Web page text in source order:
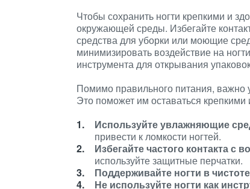
Чтобы сохранить ногти крепкими и
окружающей среды. Избегайте
средства для уборки или моющие
минимизировать воздействие на
инструмента для открывания
Помимо правильного питания, важно
Это поможет им оставаться
Используйте увлажняющие
привести к ломкости ногтей.
Избегайте частого контакта с
используйте защитные перчатки.
Поддерживайте ногти в
Не используйте ногти как